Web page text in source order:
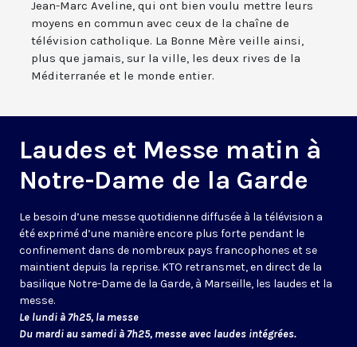
Jean-Marc Aveline, qui ont bien voulu mettre leurs
moyens en commun avec ceux de la chaîne de
télévision catholique. La Bonne Mère veille ainsi,
plus que jamais, sur la ville, les deux rives de la
Méditerranée et le monde entier.
Laudes et Messe matin à
Notre-Dame de la Garde
Le besoin d’une messe quotidienne diffusée à la télévision a
été exprimé d’une manière encore plus forte pendant le
confinement dans de nombreux pays francophones et se
maintient depuis la reprise. KTO retransmet, en direct de la
basilique Notre-Dame de la Garde, à Marseille, les laudes et la
messe.
Le lundi à 7h25, la messe
Du mardi au samedi à 7h25, messe avec laudes intégrées.